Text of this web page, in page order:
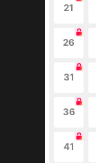
21
26
31
36
41